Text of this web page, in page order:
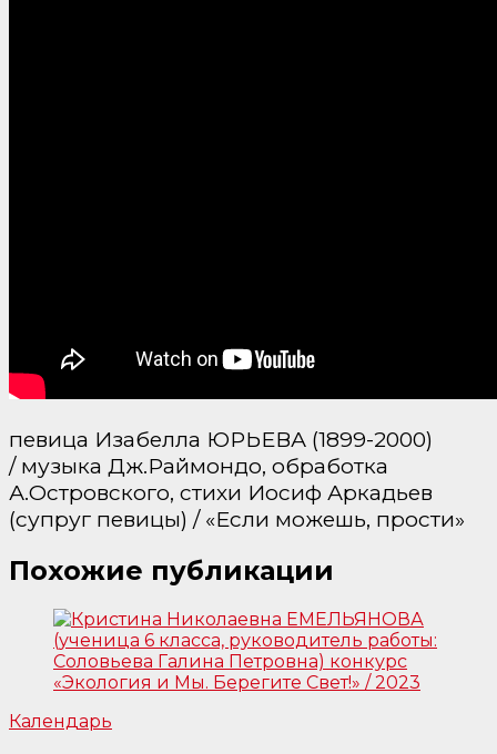
певица Изабелла ЮРЬЕВА (1899-2000)
/ музыка Дж.Раймондо, обработка
А.Островского, стихи Иосиф Аркадьев
(супруг певицы) / «Если можешь, прости»
Похожие публикации
Календарь